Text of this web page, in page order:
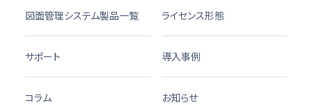
図面管理システム製品一覧 ライセンス形態
サポート 導入事例
コラム お知らせ